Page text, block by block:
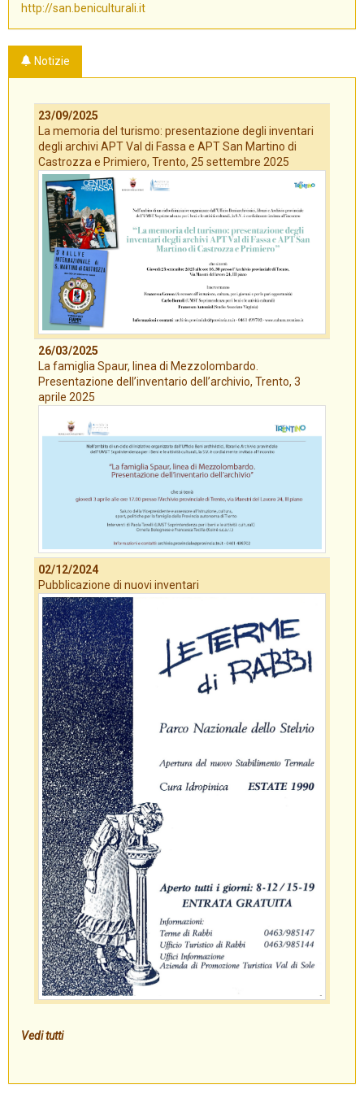
http://san.beniculturali.it
Notizie
23/09/2025
La memoria del turismo: presentazione degli inventari
degli archivi APT Val di Fassa e APT San Martino di
Castrozza e Primiero, Trento, 25 settembre 2025
26/03/2025
La famiglia Spaur, linea di Mezzolombardo.
Presentazione dell’inventario dell’archivio, Trento, 3
aprile 2025
02/12/2024
Pubblicazione di nuovi inventari
Vedi tutti